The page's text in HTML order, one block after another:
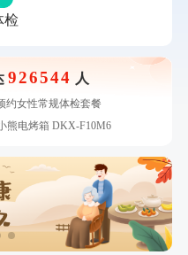
查
检
926544 人
了女性VIP体检套餐
了白领女士体检套餐
约女性常规体检套餐
熊电烤箱 DKX-F10M6
约青春体检卡（女）
约了男性健康套餐
约了男性健康套餐